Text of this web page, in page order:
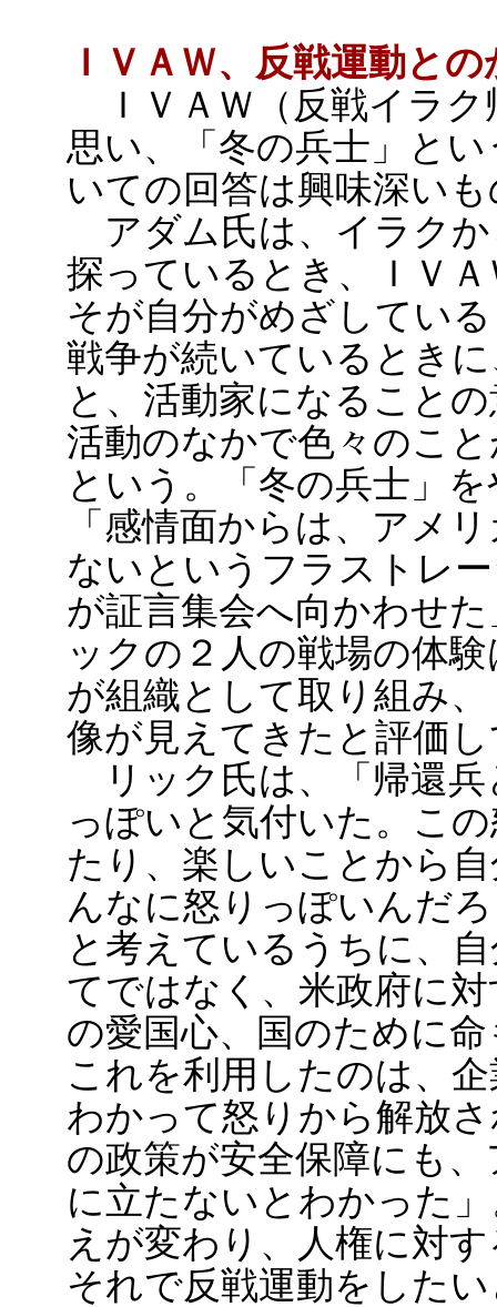
ＩＶＡＷ、反戦運動と
ＩＶＡＷ（反戦イラク
思い、「冬の兵士」と
いての回答は興味深い
アダム氏は、イラク
探っているとき、ＩＶ
そが自分がめざしてい
戦争が続いているとき
と、活動家になること
活動のなかで色々のこ
という。「冬の兵士」
「感情面からは、アメ
ないというフラストレ
が証言集会へ向かわせ
ックの２人の戦場の体
が組織として取り組み
像が見えてきたと評価
リック氏は、「帰還兵
っぽいと気付いた。こ
たり、楽しいことから
んなに怒りっぽいんだ
と考えているうちに、
てではなく、米政府に
の愛国心、国のために
これを利用したのは、
わかって怒りから解放
の政策が安全保障にも
に立たないとわかった
えが変わり、人権に対
それで反戦運動をした